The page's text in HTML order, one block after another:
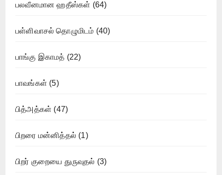
பலவீனமான ஹதீஸ்கள் (64)
பள்ளிவாசல் தொழுமிடம் (40)
பாங்கு இகாமத் (22)
பாவங்கள் (5)
பித்அத்கள் (47)
பிறரை மன்னித்தல் (1)
பிறர் குறையை துருவுதல் (3)